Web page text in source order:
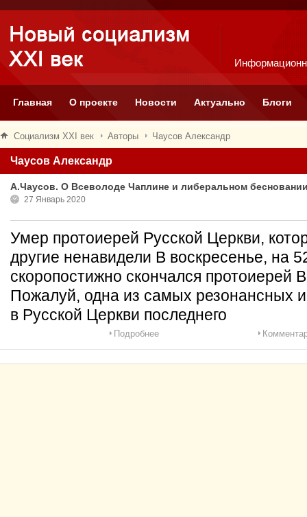
Главная О проекте Новости Актуально Блоги
Социализм XXI век Авторы Чаусов Александр
Чаусов Александр
А.Чаусов. О Всеволоде Чаплине и либеральном
27 Январь 2020
Умер протоиерей Русской Церкви,
другие ненавидели В воскресенье, на
скоропостижно скончался протоиерей
Пожалуй, одна из самых резонансных
в Русской Церкви последнего
Подробнее